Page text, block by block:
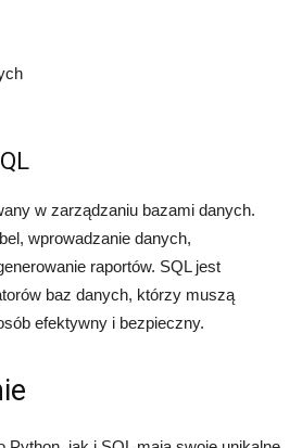
w zarządzaniu bazami danych.
wprowadzanie danych,
raportów. SQL jest
baz danych, którzy muszą
efektywny i bezpieczny.